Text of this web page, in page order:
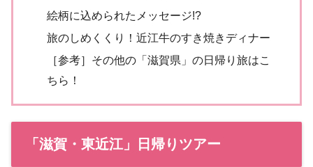
絵柄に込められたメッセージ!?
旅のしめくくり！近江牛のすき焼きディナー
［参考］その他の「滋賀県」の日帰り旅はこ
ちら！
「滋賀・東近江」日帰りツアー